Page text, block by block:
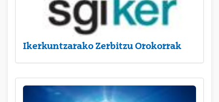
Ikerkuntzarako Zerbitzu Orokorrak